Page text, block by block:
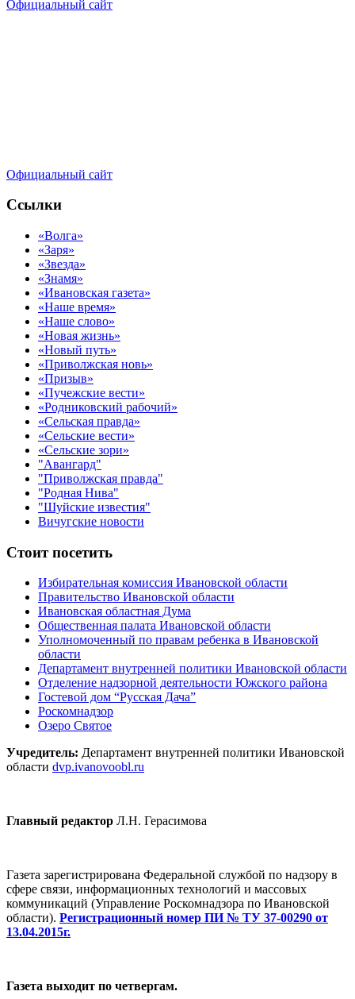
Официальный сайт
Официальный сайт
Ссылки
«Волга»
«Заря»
«Звезда»
«Знамя»
«Ивановская газета»
«Наше время»
«Наше слово»
«Новая жизнь»
«Новый путь»
«Приволжская новь»
«Призыв»
«Пучежские вести»
«Родниковский рабочий»
«Сельская правда»
«Сельские вести»
«Сельские зори»
"Авангард"
"Приволжская правда"
"Родная Нива"
"Шуйские известия"
Вичугские новости
Стоит посетить
Избирательная комиссия Ивановской области
Правительство Ивановской области
Ивановская областная Дума
Общественная палата Ивановской области
Уполномоченный по правам ребенка в Ивановской
области
Департамент внутренней политики Ивановской области
Отделение надзорной деятельности Южского района
Гостевой дом “Русская Дача”
Роскомнадзор
Озеро Святое
Учредитель: Департамент внутренней политики Ивановской
области dvp.ivanovoobl.ru
Главный редактор Л.Н. Герасимова
Газета зарегистрирована Федеральной службой по надзору в
сфере связи, информационных технологий и массовых
коммуникаций (Управление Роскомнадзора по Ивановской
области). Регистрационный номер ПИ № ТУ 37-00290 от
13.04.2015г.
Газета выходит по четвергам.